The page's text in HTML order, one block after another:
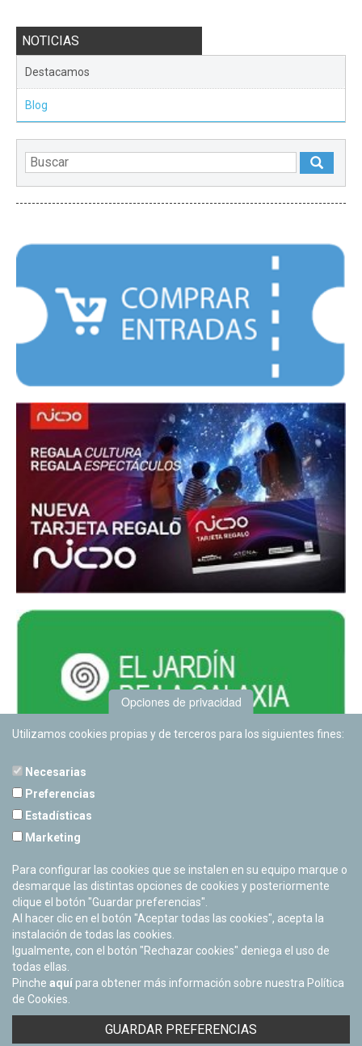
NOTICIAS
Destacamos
Blog
Cerrado Temporalmente
Facebook
Twitter
Youtube
Flickr
Opciones de privacidad
Utilizamos cookies propias y de terceros para los siguientes fines:
Necesarias
Preferencias
Estadísticas
Marketing
Para configurar las cookies que se instalen en su equipo marque o
desmarque las distintas opciones de cookies y posteriormente
clique el botón "Guardar preferencias".
Al hacer clic en el botón "Aceptar todas las cookies", acepta la
instalación de todas las cookies.
Igualmente, con el botón "Rechazar cookies" deniega el uso de
todas ellas.
Pinche aquí para obtener más información sobre nuestra Política
de Cookies.
GUARDAR PREFERENCIAS